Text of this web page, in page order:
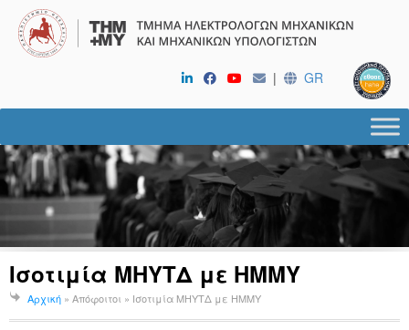
| GR
Ισοτιμία ΜΗΥΤΔ με ΗΜΜΥ
Αρχική » Απόφοιτοι » Ισοτιμία ΜΗΥΤΔ με ΗΜΜΥ